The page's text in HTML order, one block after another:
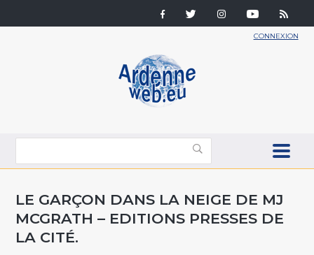
CONNEXION
LE GARÇON DANS LA NEIGE DE MJ
MCGRATH – EDITIONS PRESSES DE
LA CITÉ.